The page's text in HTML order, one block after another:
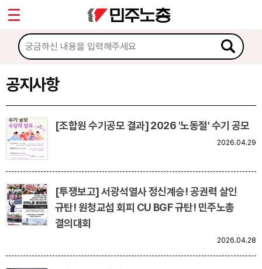
공지사항
[조합원 수기공모 결과] 2026 '노동절' 수기 공모
2026.04.29
[투쟁보고] 서광석열사 정신계승! 공권력 살인
규탄! 원청교섭 회피 CU BGF 규탄! 민주노총
결의대회
2026.04.28
마이페이지
소개
소식
공지사항
성명·보도
기타 공고
노동상담
자료
부설기관
Sketchbook5, 스케치북5
Sketchbook5, 스케치북5